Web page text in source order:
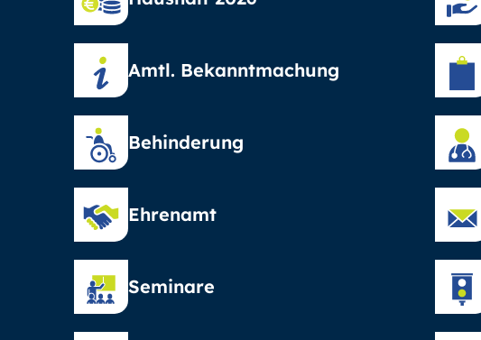
Amtl. Bekanntmachung
Behinderung
Ehrenamt
Seminare